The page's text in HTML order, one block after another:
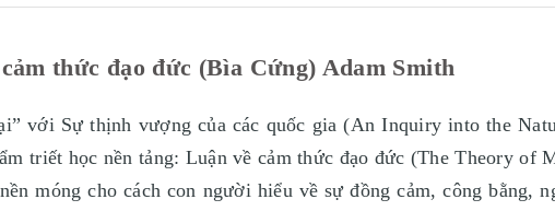
thức đạo đức (Bìa Cứng) Adam Smith
với Sự thịnh vượng của các quốc gia (An Inquiry into the
triết học nền tảng: Luận về cảm thức đạo đức (The Theory of
móng cho cách con người hiểu về sự đồng cảm, công bằng,